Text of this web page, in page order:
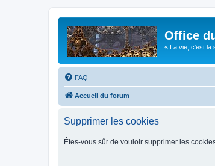
Office
« La vie, c'est la
FAQ
Accueil du forum
Supprimer les cookies
Êtes-vous sûr de vouloir supprimer les